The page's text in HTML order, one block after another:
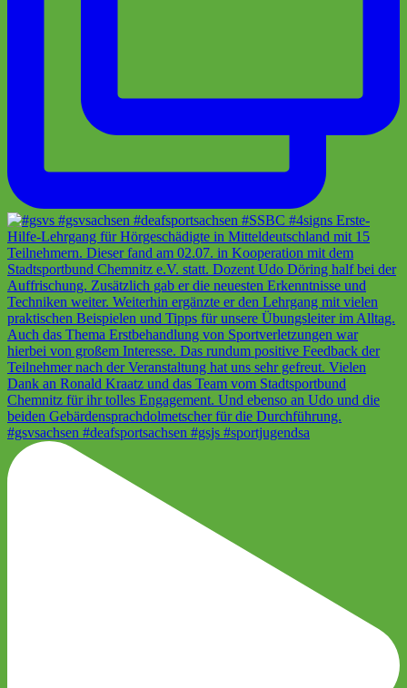
#gsvsachsen #deafsportsachsen #gsjs #sportjugendsa